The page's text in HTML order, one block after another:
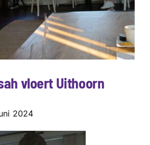
vloert Uithoorn
2024